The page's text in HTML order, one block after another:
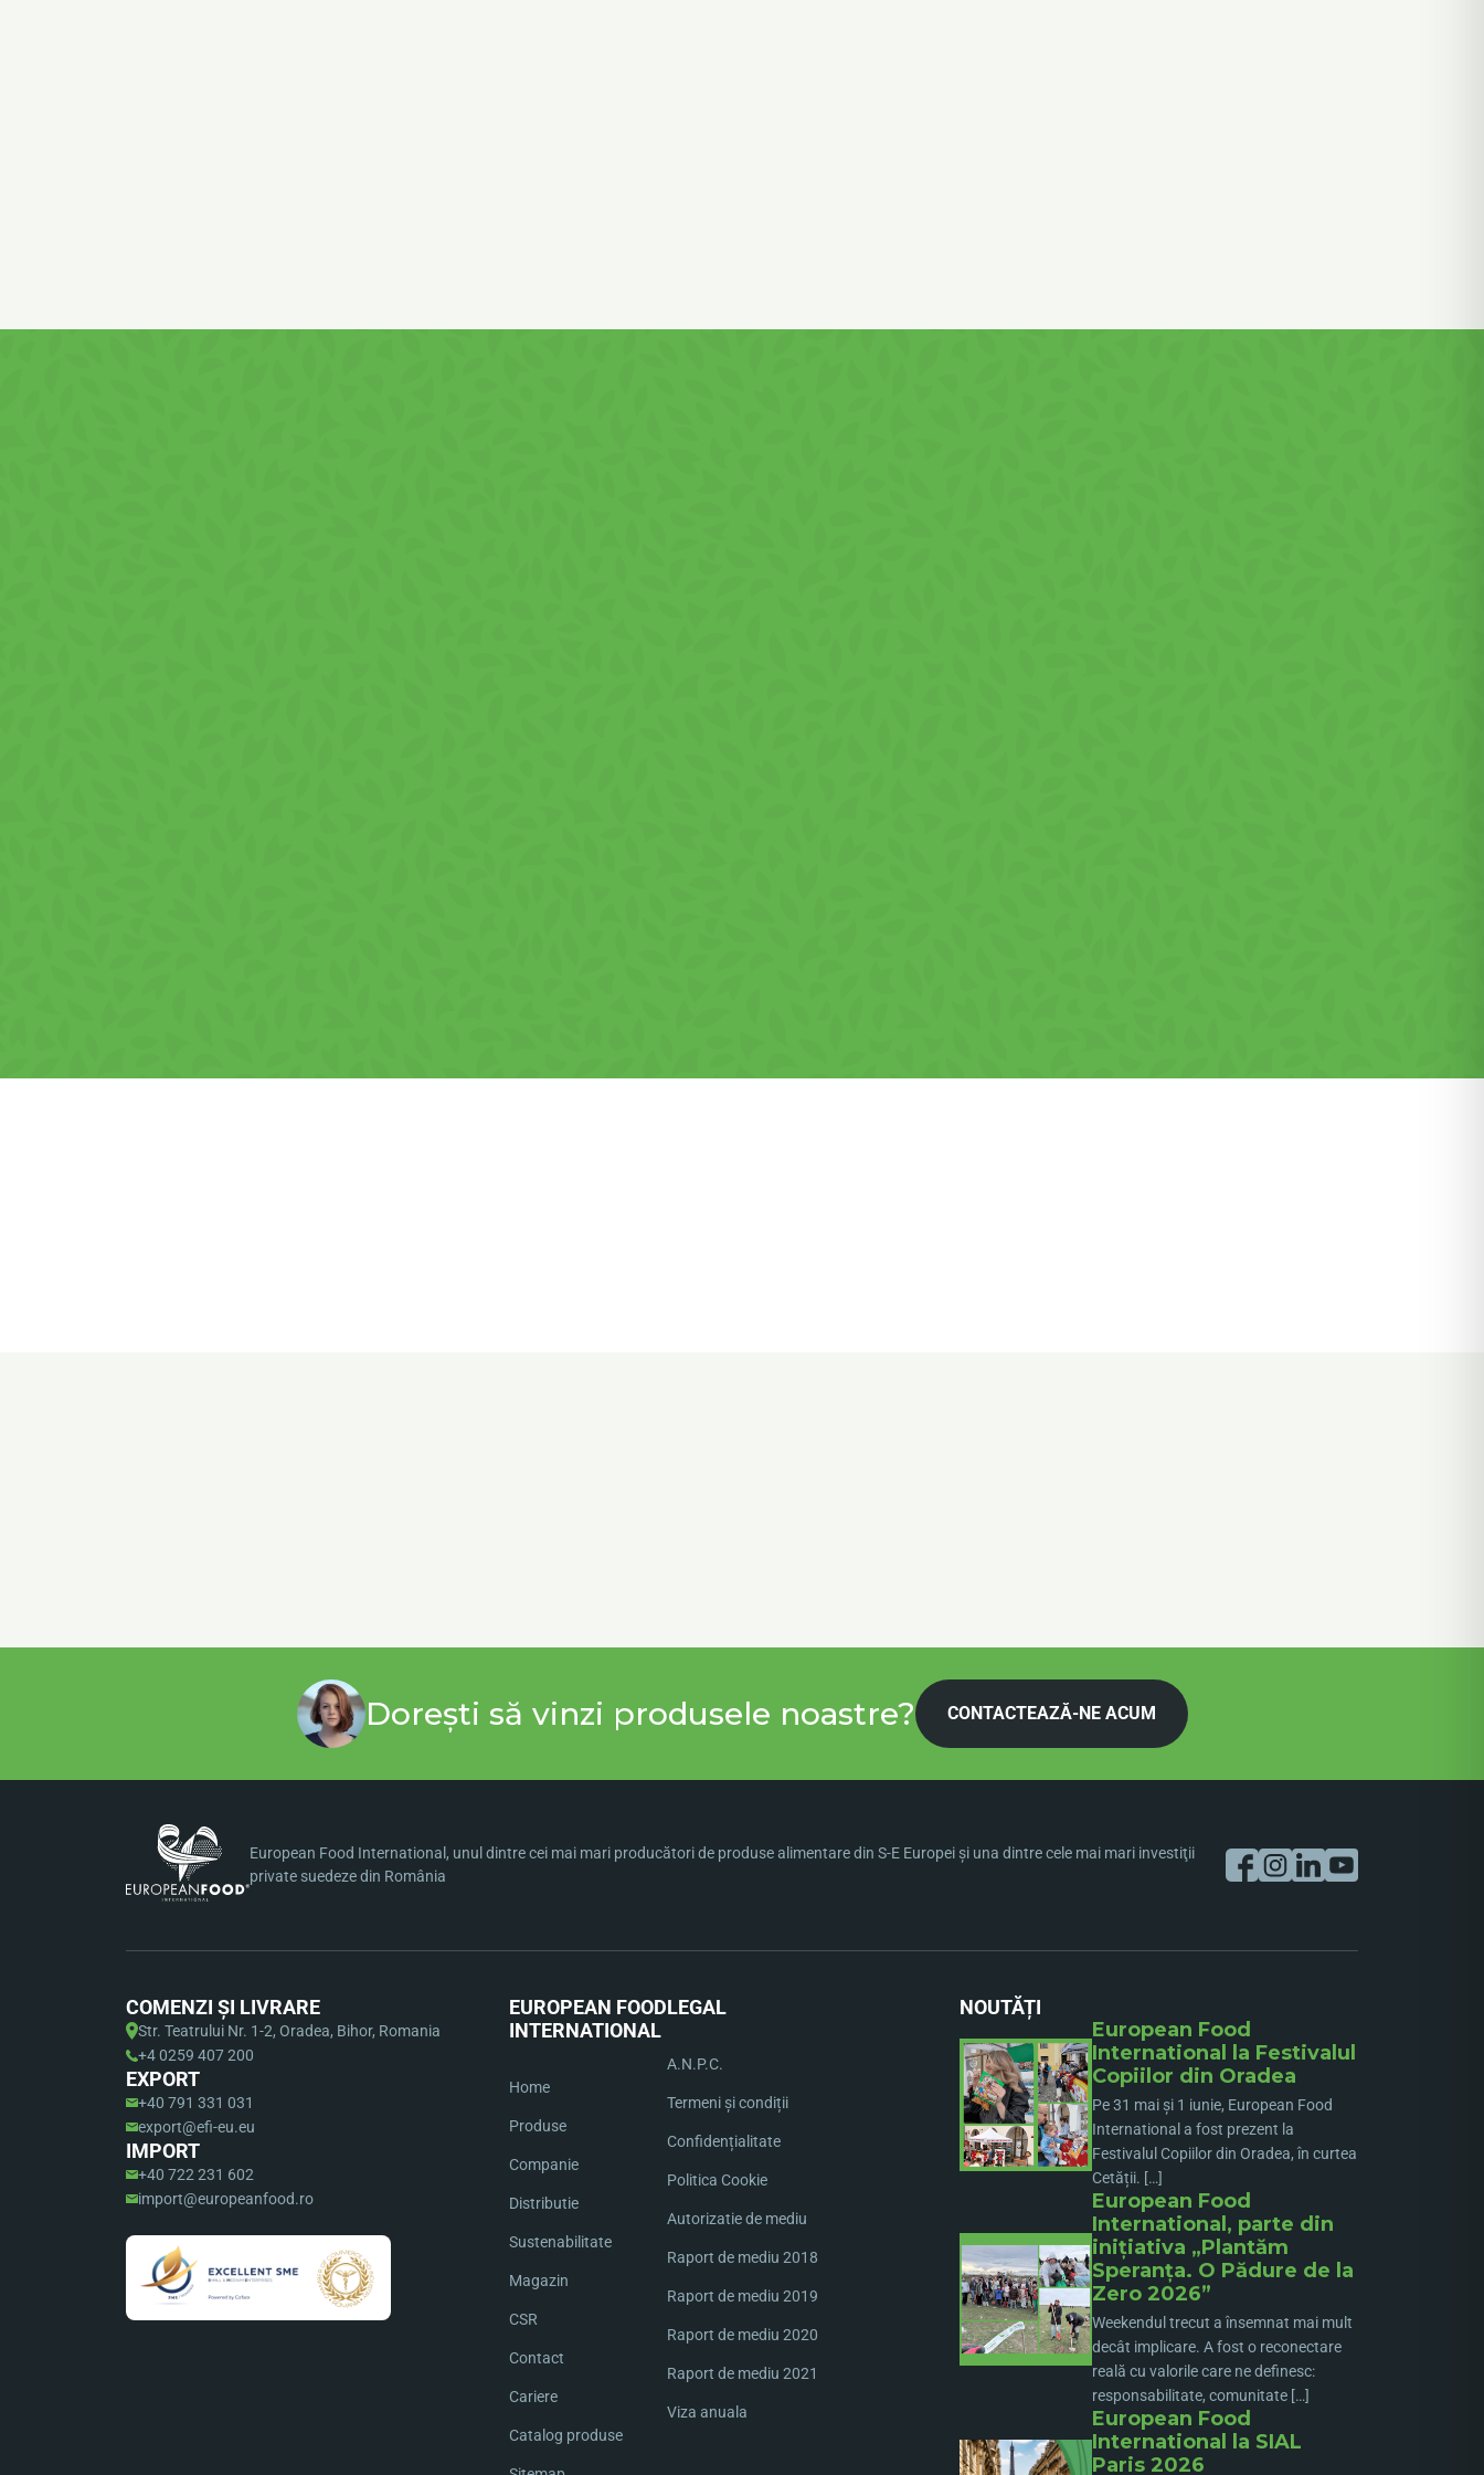
Dorești să vinzi produsele noastre? CONTACTEAZĂ-NE ACUM
European Food International, unul dintre cei mai mari producători de produse alimentare din S-E Europei şi una dintre cele mai mari investiţii
private suedeze din România
COMENZI ȘI LIVRARE
Str. Teatrului Nr. 1-2, Oradea, Bihor, Romania
+4 0259 407 200
EXPORT
+40 791 331 031
export@efi-eu.eu
IMPORT
+40 722 231 602
import@europeanfood.ro
EUROPEAN FOOD
INTERNATIONAL
Home
Produse
Companie
Distributie
Sustenabilitate
Magazin
CSR
Contact
Cariere
Catalog produse
LEGAL
A.N.P.C.
Termeni și condiții
Confidențialitate
Politica Cookie
Autorizatie de mediu
Raport de mediu 2018
Raport de mediu 2019
Raport de mediu 2020
Raport de mediu 2021
Viza anuala
NOUTĂȚI
European Food
International la Festivalul
Copiilor din Oradea
Pe 31 mai și 1 iunie, European Food
International a fost prezent la
Festivalul Copiilor din Oradea, în curtea
Cetății. […]
European Food
International, parte din
inițiativa „Plantăm
Speranța. O Pădure de la
Zero 2026”
Weekendul trecut a însemnat mai mult
decât implicare. A fost o reconectare
reală cu valorile care ne definesc:
responsabilitate, comunitate […]
European Food
International la SIAL
Paris 2026